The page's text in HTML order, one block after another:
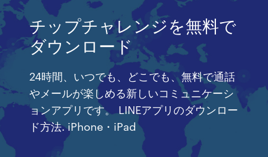
チップチャレンジを無料で
ダウンロード
24時間、いつでも、どこでも、無料で通話
やメールが楽しめる新しいコミュニケーシ
ョンアプリです。 LINEアプリのダウンロー
ド方法. iPhone・iPad